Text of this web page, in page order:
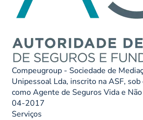
Compeugroup - Sociedade de
Unipessoal Lda, inscrito na ASF,
como Agente de Seguros Vida e
04-2017
Serviços